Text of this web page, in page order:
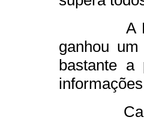
A
ganhou
bastante a
Cada